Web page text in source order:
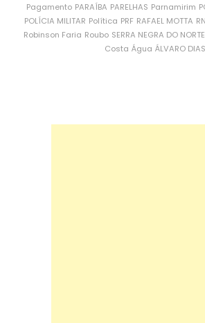
Pagamento PARAÍBA PARELHAS Parnamirim
POLÍCIA MILITAR Política PRF RAFAEL MOTTA RN
Robinson Faria Roubo SERRA NEGRA DO NORTE
Costa Água ÁLVARO DIAS